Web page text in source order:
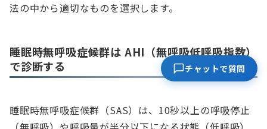
法の中から適切なものを選択します。
睡眠時無呼吸症候群は AHI（無呼吸低呼吸指数）
で診断する
睡眠時無呼吸症候群（SAS）は、10秒以上の呼吸停止
チャットで質問